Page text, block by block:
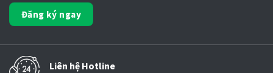
Đăng ký ngay
Liên hệ Hotline